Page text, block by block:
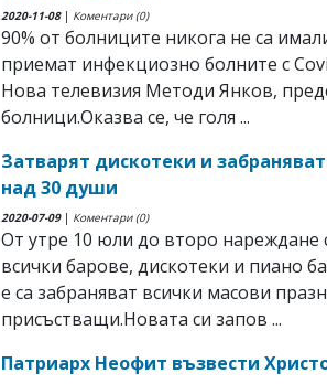
2020-11-08| Коментари (0)
90% от болниците никога не са
приемат инфекциозно болните с
Нова телевизия Методи Янков,
болници.Оказва се, че голя ...
Затварят дискотеки и
над 30 души
2020-07-09| Коментари (0)
От утре 10 юли до второ нареждане
всички барове, дискотеки и пиано
е са забраняват всички масови
присъстващи.Новата си запов ...
Патриарх Неофит възвести